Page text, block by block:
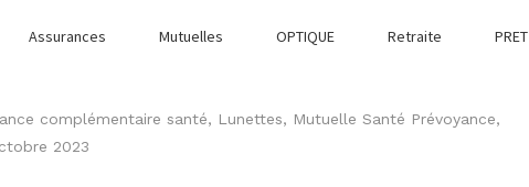
Assurances Mutuelles OPTIQUE Retraite PRET
complémentaire santé, Lunettes, Mutuelle Santé Prévoyance,
2023